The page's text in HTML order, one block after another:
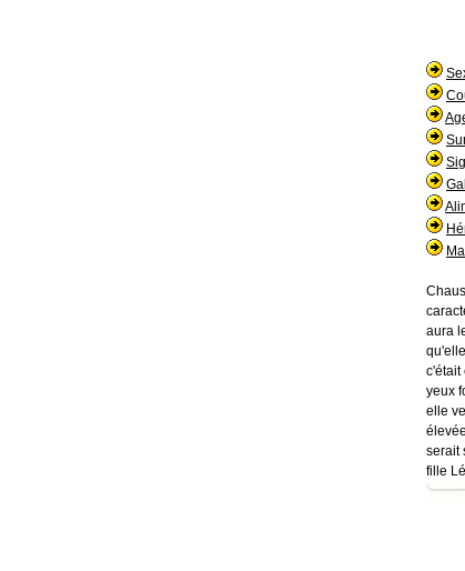
aura
c'était
yeux
elle
serait
fille